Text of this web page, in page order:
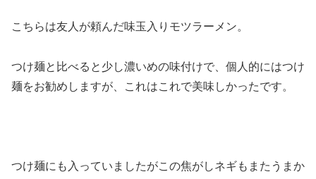
こちらは友人が頼んだ味玉入りモツラーメン。
つけ麺と比べると少し濃いめの味付けで、個人的にはつけ
麺をお勧めしますが、これはこれで美味しかったです。
つけ麺にも入っていましたがこの焦がしネギもまたうまか